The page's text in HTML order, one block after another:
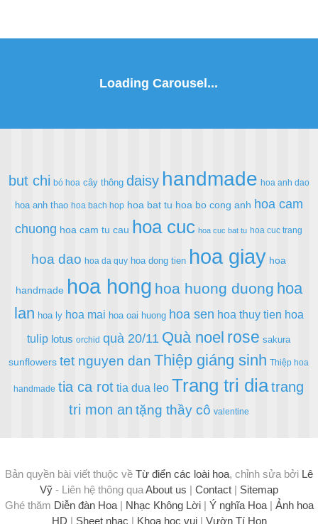
but chi bó hoa cây thông daisy handmade hoa anh dao
hoa anh thao hoa bach hop hoa bat tu hoa bo cong anh hoa cam
chuong hoa cam tu cau hoa cuc hoa cuc bat tu hoa cuc trang
hoa dao hoa da quy hoa dong tien hoa giay hoa
handmade hoa hong hoa huong duong hoa
lan hoa ly hoa mai hoa oai huong hoa sen hoa thuy tien hoa
tulip lotus orchid quà 20/11 Quà noel rose sakura
sunflowers tet nguyen dan Thiệp giáng sinh Thiệp hoa
handmade tia ca rot tia dua leo Trang tri diatrang
tri mon an tặng thầy cô valentine
Bản quyền bài viết thuộc về Từ điển các loài hoa, chỉnh sửa bởi Lê
Vỹ - Liên hệ thông quaAbout us | Contact | Sitemap
Ghé thăm Diễn đàn Hoa| Nhạc Không Lời| Ý nghĩa Hoa| Ảnh hoa
HD | Sheet nhạc | Khoa học vui| Vườn Tí Hon